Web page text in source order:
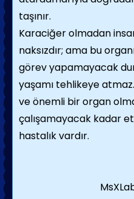
taşınır.
Karaciğer olmadan
naksızdır; ama bu
görev yapamayacak
yaşamı tehlikeye
ve önemli bir organ
çalışamayacak kadar
hastalık vardır.